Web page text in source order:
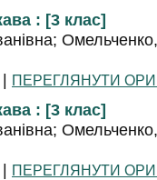
: [3 клас]
| ПЕРЕГЛЯНУТИ
: [3 клас]
| ПЕРЕГЛЯНУТИ